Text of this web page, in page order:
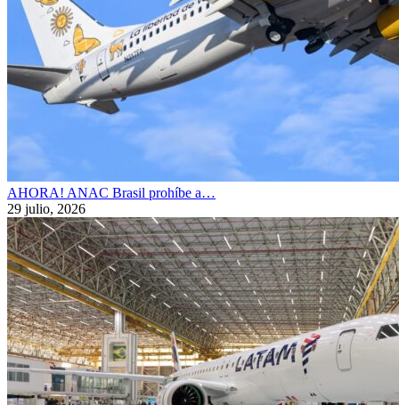
AHORA! ANAC Brasil prohíbe a…
29 julio, 2026